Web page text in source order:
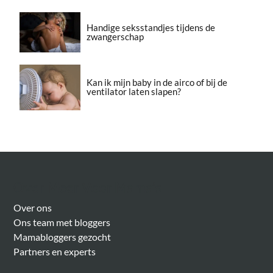
Handige seksstandjes tijdens de
zwangerschap
Kan ik mijn baby in de airco of bij de
ventilator laten slapen?
Over ons
Ons team met bloggers
Mamabloggers gezocht
Partners en experts